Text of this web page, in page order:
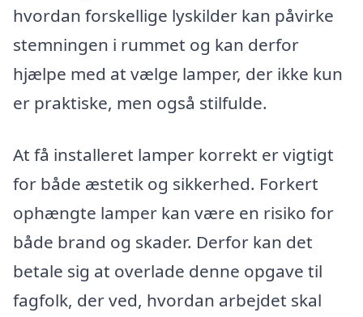
hvordan forskellige lyskilder kan påvirke
stemningen i rummet og kan derfor
hjælpe med at vælge lamper, der ikke kun
er praktiske, men også stilfulde.
At få installeret lamper korrekt er vigtigt
for både æstetik og sikkerhed. Forkert
ophængte lamper kan være en risiko for
både brand og skader. Derfor kan det
betale sig at overlade denne opgave til
fagfolk, der ved, hvordan arbejdet skal